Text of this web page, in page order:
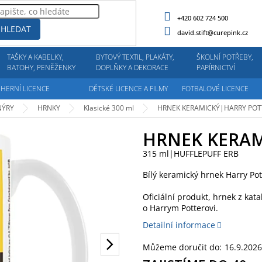
HLEDAT
+420 602 724 500
david.stift@curepink.cz
TAŠKY A KABELKY,
BATOHY, PENĚŽENKY
BYTOVÝ TEXTIL, PLAKÁTY,
DOPLŇKY A DEKORACE
ŠKOLNÍ POTŘEBY,
PAPÍRNICTVÍ
HERNÍ LICENCE DĚTSKÉ LICENCE A FILMY
FOTBALOVÉ LICENCE
HRNKY Klasické 300 ml HRNEK KERAMICKÝ|HARRY
HRNEK
315 ml|HUFFLEPUFF ERB
Bílý keramický hrnek Harry
Oficiální produkt, hrnek z
o Harrym Potterovi.
Detailní informace
Můžeme doručit do: 16.9.2026